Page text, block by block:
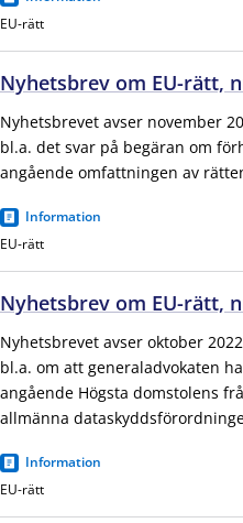
EU-rätt
Nyhetsbrev om EU-rätt,
Nyhetsbrevet avser november
bl.a. det svar på begäran om
angående omfattningen av
Information
EU-rätt
Nyhetsbrev om EU-rätt,
Nyhetsbrevet avser oktober
bl.a. om att generaladvokaten
angående Högsta domstolens
allmänna
Information
EU-rätt